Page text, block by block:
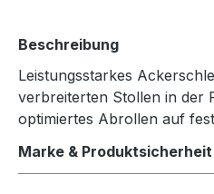
Beschreibung
Leistungsstarkes
verbreiterten Stollen in der
optimiertes Abrollen auf
Marke & Produktsicherheit